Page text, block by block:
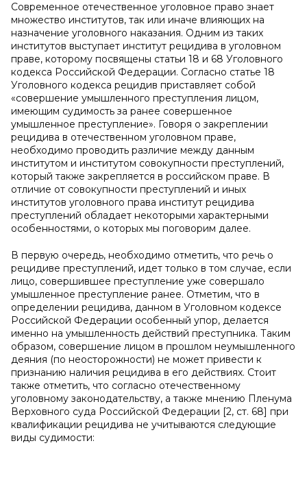
Современное отечественное уголовное право знает
множество институтов, так или иначе влияющих на
назначение уголовного наказания. Одним из таких
институтов выступает институт рецидива в уголовном
праве, которому посвящены статьи 18 и 68 Уголовного
кодекса Российской Федерации. Согласно статье 18
Уголовного кодекса рецидив приставляет собой
«совершение умышленного преступления лицом,
имеющим судимость за ранее совершенное
умышленное преступление». Говоря о закреплении
рецидива в отечественном уголовном праве,
необходимо проводить различие между данным
институтом и институтом совокупности преступлений,
который также закрепляется в российском праве. В
отличие от совокупности преступлений и иных
институтов уголовного права институт рецидива
преступлений обладает некоторыми характерными
особенностями, о которых мы поговорим далее.
В первую очередь, необходимо отметить, что речь о
рецидиве преступлений, идет только в том случае, если
лицо, совершившее преступление уже совершало
умышленное преступление ранее. Отметим, что в
определении рецидива, данном в Уголовном кодексе
Российской Федерации особенный упор, делается
именно на умышленность действий преступника. Таким
образом, совершение лицом в прошлом неумышленного
деяния (по неосторожности) не может привести к
признанию наличия рецидива в его действиях. Стоит
также отметить, что согласно отечественному
уголовному законодательству, а также мнению Пленума
Верховного суда Российской Федерации [2, ст. 68] при
квалификации рецидива не учитываются следующие
виды судимости: